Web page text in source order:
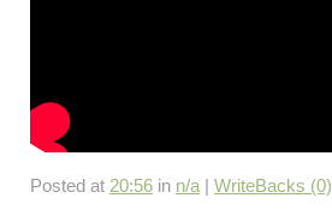
Posted at 20:56 in n/a | WriteBacks (0)